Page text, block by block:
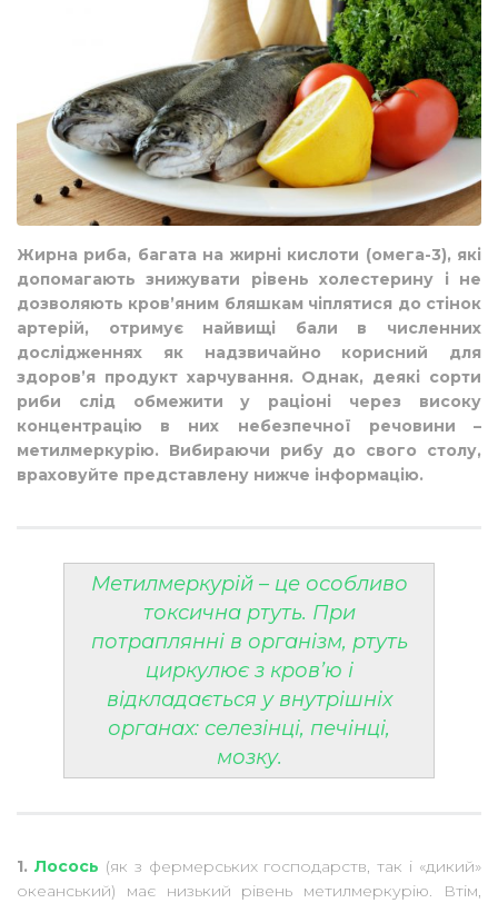
Жирна риба, багата на жирні кислоти (омега-3), які
допомагають знижувати рівень холестерину і не
дозволяють кров’яним бляшкам чіплятися до стінок
артерій, отримує найвищі бали в численних
дослідженнях як надзвичайно корисний для
здоров’я продукт харчування. Однак, деякі сорти
риби слід обмежити у раціоні через високу
концентрацію в них небезпечної речовини –
метилмеркурію. Вибираючи рибу до свого столу,
враховуйте представлену нижче інформацію.
Метилмеркурій – це особливо
токсична ртуть. При
потраплянні в організм, ртуть
циркулює з кров’ю і
відкладається у внутрішніх
органах: селезінці, печінці,
мозку.
1. Лосось (як з фермерських господарств, так і «дикий»
океанський) має низький рівень метилмеркурію. Втім,